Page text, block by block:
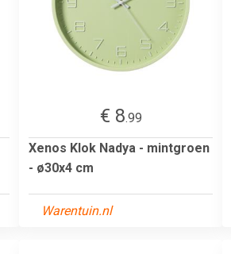
€ 8.99
Xenos Klok Nadya - mintgroen
- ø30x4 cm
Warentuin.nl